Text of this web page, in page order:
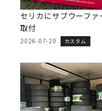
セリカにサブウーファ
取付
2026-07-20 カスタム